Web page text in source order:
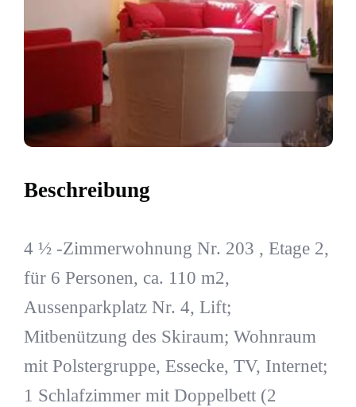
Beschreibung
4 ½ -Zimmerwohnung Nr. 203 , Etage 2,
für 6 Personen, ca. 110 m2,
Aussenparkplatz Nr. 4, Lift;
Mitbenützung des Skiraum; Wohnraum
mit Polstergruppe, Essecke, TV, Internet;
1 Schlafzimmer mit Doppelbett (2